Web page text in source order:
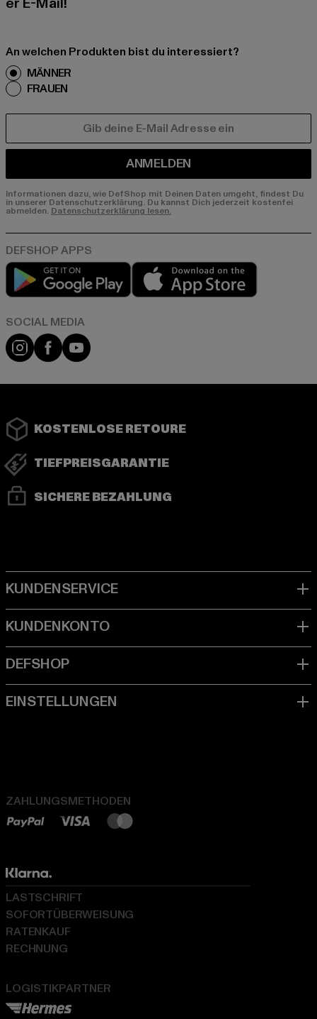
An welchen Produkten bist du interessiert?
MÄNNER
FRAUEN
ANMELDEN
Informationen dazu, wie DefShop mit Deinen Daten umgeht, findest Du
in unserer Datenschutzerklärung. Du kannst Dich jederzeit kostenfei
abmelden. Datenschutzerklärung lesen.
Play market
Instagram
FacebookYouTube
KOSTENLOSE RETOURE
TIEFPREISGARANTIE
SICHERE BEZAHLUNG
ZAHLUNGSMETHODEN
LOGISTIKPARTNER
LASTSCHRIFT
SOFORTÜBERWEISUNG
RATENKAUF
RECHNUNG